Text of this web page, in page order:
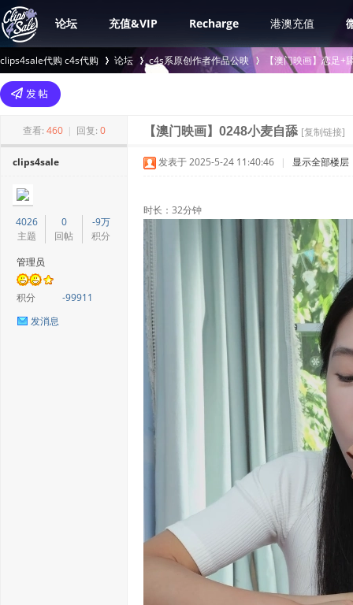
论坛 充值&VIP Recharge 港澳充值
clips4sale代购 c4s代购
>
论坛 c4s系原创作者作品公映
›
【澳门映画】恋足+
查看: 460 | 回复: 0 【澳门映画】0248小麦自舔 [复制链接]
clips4sale
4026
主题
0
回帖
-9万
积分
管理员
积分
-99911
发消息
发表于 2025-5-24 11:40:46 | 显示全部楼层
时长：32分钟